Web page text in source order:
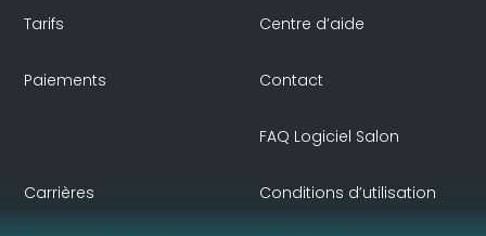
Tarifs
Paiements
Centre d’aide
Contact
FAQ Logiciel Salon
Carrières Conditions d’utilisation